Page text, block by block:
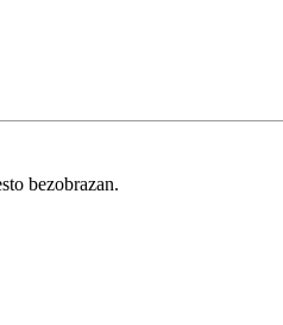
bezobrazan.